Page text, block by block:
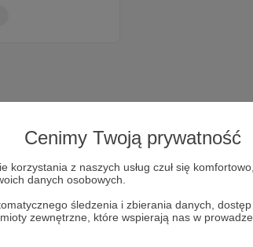
Cenimy Twoją prywatność
korzystania z naszych usług czuł się
danych osobowych.
śledzenia i zbierania danych,
zewnętrzne, które wspierają nas w
materiały
dotyczące pomocy
od męża,
dostępna w naszej